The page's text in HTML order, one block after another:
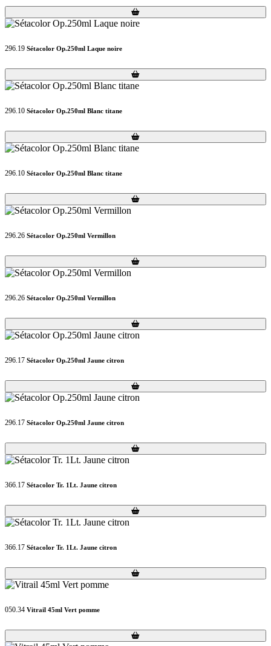
Loading...
Loading...
296.19 Sétacolor Op.250ml Laque noire
Loading...
Loading...
296.10 Sétacolor Op.250ml Blanc titane
Loading...
Loading...
296.10 Sétacolor Op.250ml Blanc titane
Loading...
Loading...
296.26 Sétacolor Op.250ml Vermillon
Loading...
Loading...
296.26 Sétacolor Op.250ml Vermillon
Loading...
Loading...
296.17 Sétacolor Op.250ml Jaune citron
Loading...
Loading...
296.17 Sétacolor Op.250ml Jaune citron
Loading...
Loading...
366.17 Sétacolor Tr. 1Lt. Jaune citron
Loading...
Loading...
366.17 Sétacolor Tr. 1Lt. Jaune citron
Loading...
Loading...
050.34 Vitrail 45ml Vert pomme
Loading...
Loading...